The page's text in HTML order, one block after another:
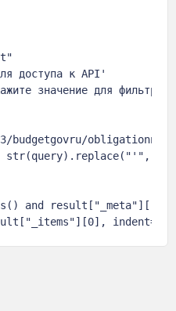
доступа к API'
значение для фильтра"}
budgetgovru/
str(query).replace("'",
and
indent=4,